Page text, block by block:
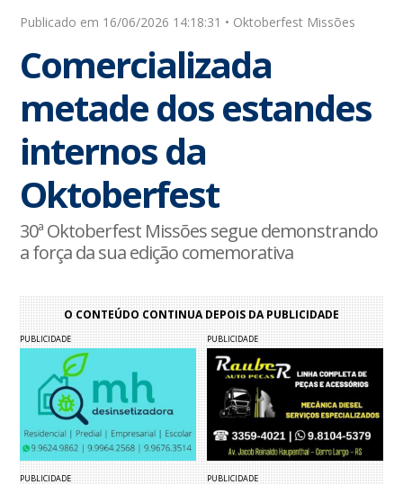
Publicado em 16/06/2026 14:18:31 • Oktoberfest Missões
Comercializada
metade dos estandes
internos da
Oktoberfest
30ª Oktoberfest Missões segue demonstrando
a força da sua edição comemorativa
O CONTEÚDO CONTINUA DEPOIS DA PUBLICIDADE
PUBLICIDADE PUBLICIDADE
PUBLICIDADE PUBLICIDADE